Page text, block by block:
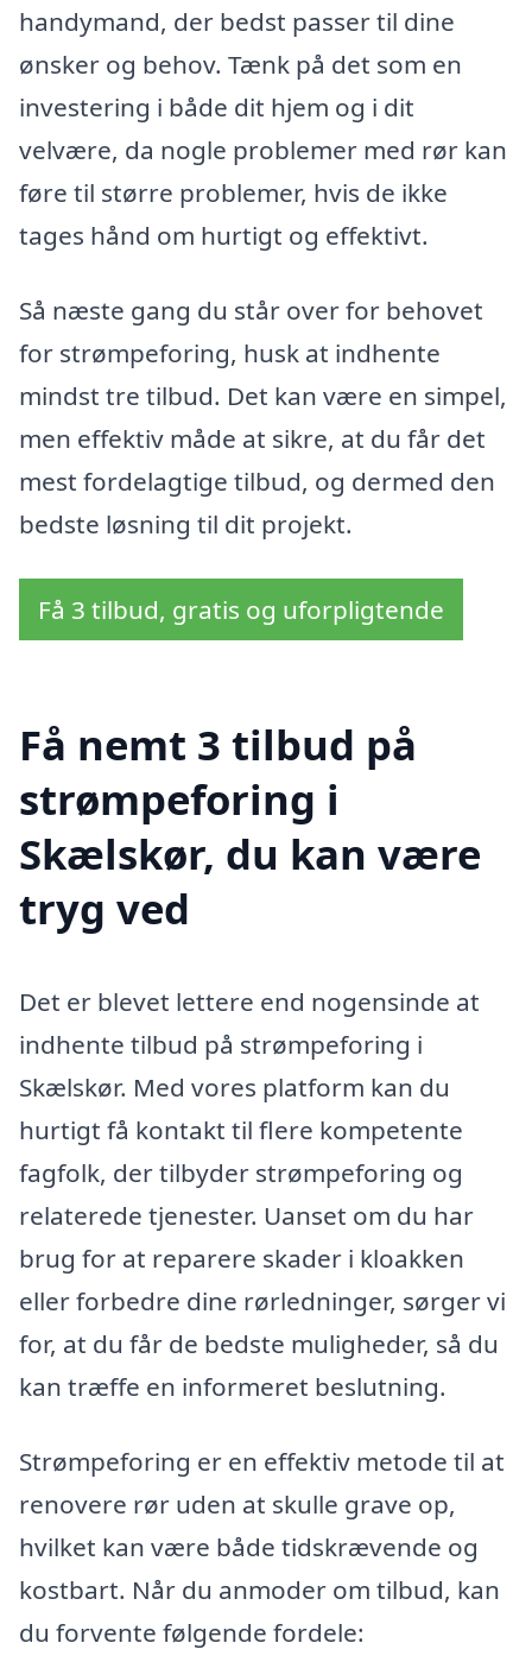
handymand, der bedst passer til dine
ønsker og behov. Tænk på det som en
investering i både dit hjem og i dit
velvære, da nogle problemer med rør kan
føre til større problemer, hvis de ikke
tages hånd om hurtigt og effektivt.
Så næste gang du står over for behovet
for strømpeforing, husk at indhente
mindst tre tilbud. Det kan være en simpel,
men effektiv måde at sikre, at du får det
mest fordelagtige tilbud, og dermed den
bedste løsning til dit projekt.
Få 3 tilbud, gratis og uforpligtende
Få nemt 3 tilbud på
strømpeforing i
Skælskør, du kan være
tryg ved
Det er blevet lettere end nogensinde at
indhente tilbud på strømpeforing i
Skælskør. Med vores platform kan du
hurtigt få kontakt til flere kompetente
fagfolk, der tilbyder strømpeforing og
relaterede tjenester. Uanset om du har
brug for at reparere skader i kloakken
eller forbedre dine rørledninger, sørger vi
for, at du får de bedste muligheder, så du
kan træffe en informeret beslutning.
Strømpeforing er en effektiv metode til at
renovere rør uden at skulle grave op,
hvilket kan være både tidskrævende og
kostbart. Når du anmoder om tilbud, kan
du forvente følgende fordele: